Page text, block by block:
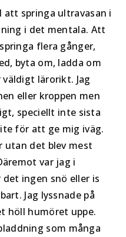
att springa ultravasan i
i det mentala. Att
flera gånger,
byta om, ladda om
lärorikt. Jag
eller kroppen men
speciellt inte sista
för att ge mig iväg.
utan det blev mest
var jag i
ingen snö eller is
Jag lyssnade på
höll humöret uppe.
som många